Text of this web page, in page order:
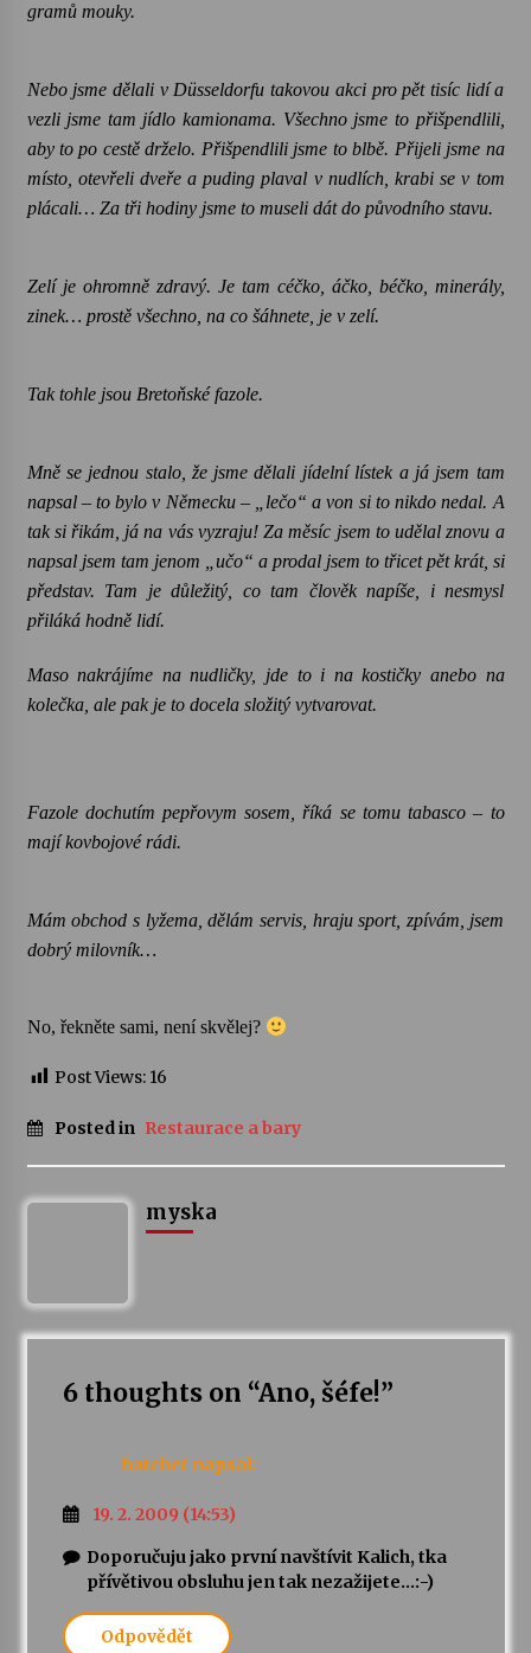
gramů mouky.
Nebo jsme dělali v Düsseldorfu takovou akci pro pět tisíc lidí a
vezli jsme tam jídlo kamionama. Všechno jsme to přišpendlili,
aby to po cestě drželo. Přišpendlili jsme to blbě. Přijeli jsme na
místo, otevřeli dveře a puding plaval v nudlích, krabi se v tom
plácali… Za tři hodiny jsme to museli dát do původního stavu.
Zelí je ohromně zdravý. Je tam céčko, áčko, béčko, minerály,
zinek… prostě všechno, na co šáhnete, je v zelí.
Tak tohle jsou Bretoňské fazole.
Mně se jednou stalo, že jsme dělali jídelní lístek a já jsem tam
napsal – to bylo v Německu – „lečo“ a von si to nikdo nedal. A
tak si řikám, já na vás vyzraju! Za měsíc jsem to udělal znovu a
napsal jsem tam jenom „učo“ a prodal jsem to třicet pět krát, si
představ. Tam je důležitý, co tam člověk napíše, i nesmysl
přiláká hodně lidí.
Maso nakrájíme na nudličky, jde to i na kostičky anebo na
kolečka, ale pak je to docela složitý vytvarovat.
Fazole dochutím pepřovym sosem, říká se tomu tabasco – to
mají kovbojové rádi.
Mám obchod s lyžema, dělám servis, hraju sport, zpívám, jsem
dobrý milovník…
No, řekněte sami, není skvělej?
Post Views: 16
Posted in Restaurace a bary
myska
6 thoughts on “Ano, šéfe!”
hatchet napsal:
19. 2. 2009 (14:53)
Doporučuju jako první navštívit Kalich, tka
přívětivou obsluhu jen tak nezažijete…:-)
Odpovědět